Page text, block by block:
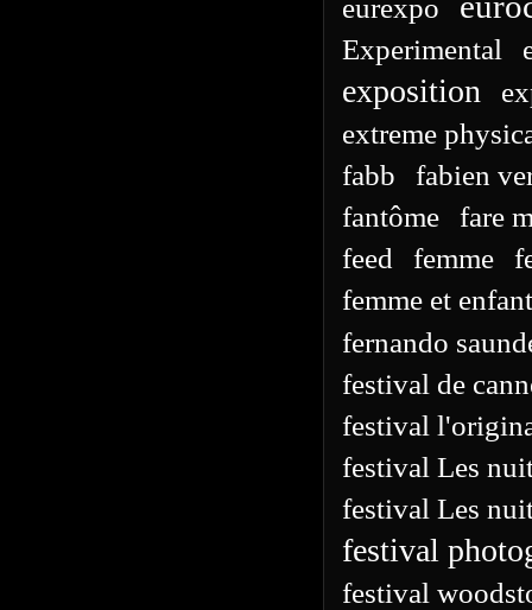
eurexpo
Experimental
exposition
extreme
fabb
fabien
fantôme
fare
feed
femme
femme et enfant
fernando
festival de
festival
festival Les
festival Les
festival
festival